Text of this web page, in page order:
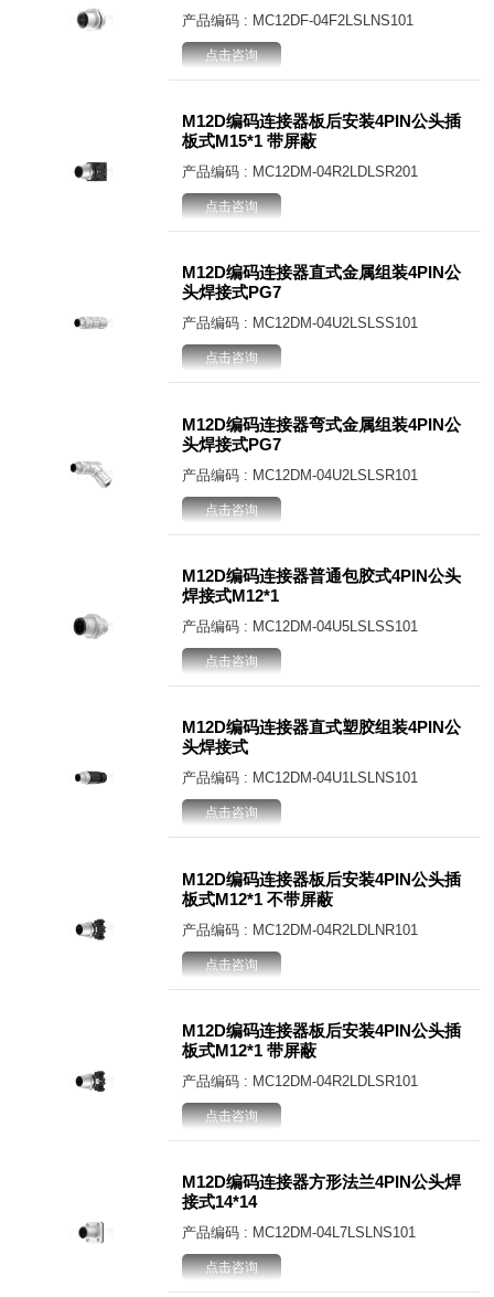
产品编码 : MC12DF-04F2LSLNS101
点击咨询
M12D编码连接器板后安装4PIN公头插
板式M15*1 带屏蔽
产品编码 : MC12DM-04R2LDLSR201
点击咨询
M12D编码连接器直式金属组装4PIN公
头焊接式PG7
产品编码 : MC12DM-04U2LSLSS101
点击咨询
M12D编码连接器弯式金属组装4PIN公
头焊接式PG7
产品编码 : MC12DM-04U2LSLSR101
点击咨询
M12D编码连接器普通包胶式4PIN公头
焊接式M12*1
产品编码 : MC12DM-04U5LSLSS101
点击咨询
M12D编码连接器直式塑胶组装4PIN公
头焊接式
产品编码 : MC12DM-04U1LSLNS101
点击咨询
M12D编码连接器板后安装4PIN公头插
板式M12*1 不带屏蔽
产品编码 : MC12DM-04R2LDLNR101
点击咨询
M12D编码连接器板后安装4PIN公头插
板式M12*1 带屏蔽
产品编码 : MC12DM-04R2LDLSR101
点击咨询
M12D编码连接器方形法兰4PIN公头焊
接式14*14
产品编码 : MC12DM-04L7LSLNS101
点击咨询